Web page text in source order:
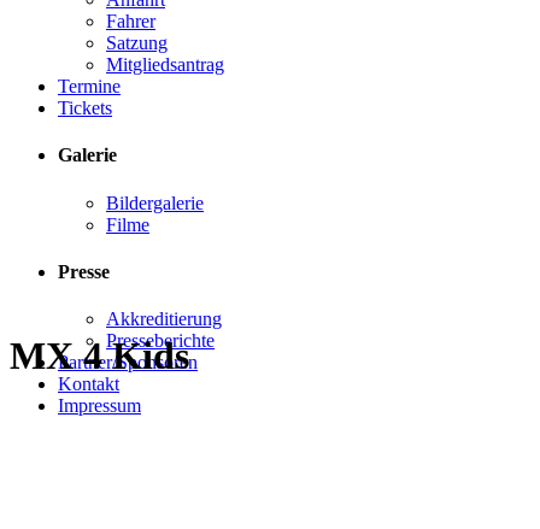
Fahrer
Satzung
Mitgliedsantrag
Termine
Tickets
Galerie
Bildergalerie
Filme
Presse
Akkreditierung
Presseberichte
Partner/Sponsoren
Kontakt
Impressum
MX 4 Kids